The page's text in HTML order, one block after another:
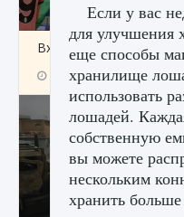
Входят ли «Милан» и
9 августа 2024
Если у вас
для улучшения
еще способы
хранилище
использовать
лошадей.
собственную
вы можете
нескольким
хранить